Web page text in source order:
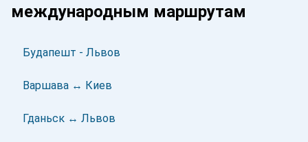
международным маршрутам
Будапешт - Львов
Варшава ↔ Киев
Гданьск ↔ Львов